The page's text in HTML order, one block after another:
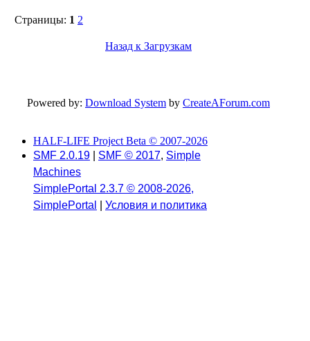
Страницы: 1 2
Назад к Загрузкам
Powered by: Download System by CreateAForum.com
HALF-LIFE Project Beta © 2007-2026
SMF 2.0.19
SMF © 2017, Simple
Machines
SimplePortal 2.3.7 © 2008-2026,
SimplePortal
Условия и политика